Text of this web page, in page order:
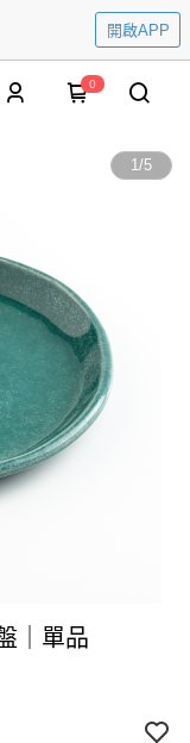
開啟APP
0
1/5
｜單品